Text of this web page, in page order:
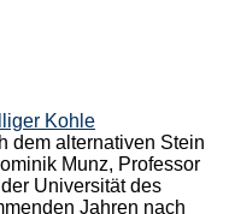
Kohle
dem alternativen Stein
Munz, Professor
Universität des
Jahren nach